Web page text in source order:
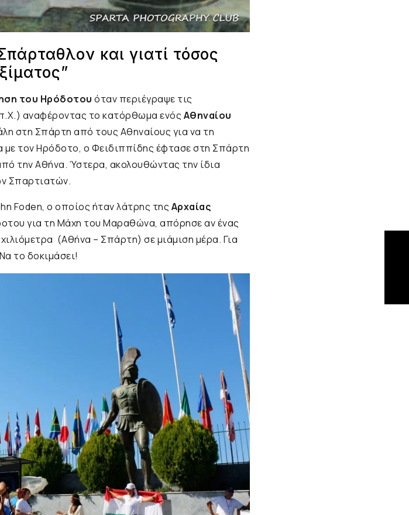
και γιατί τόσος
του Ηρόδοτου όταν περιέγραψε τις
αναφέροντας το κατόρθωμα ενός Αθηναίου
στη Σπάρτη από τους Αθηναίους για να τη
με τον Ηρόδοτο, ο Φειδιππίδης έφτασε στη Σπάρτη
την Αθήνα. Ύστερα, ακολουθώντας την ίδια
Σπαρτιατών.
Foden, ο οποίος ήταν λάτρης της Αρχαίας
για τη Μάχη του Μαραθώνα, απόρησε αν ένας
(Αθήνα – Σπάρτη) σε μιάμιση μέρα. Για
το δοκιμάσει!